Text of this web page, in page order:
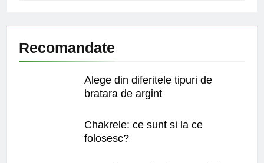
Recomandate
Alege din diferitele tipuri de
bratara de argint
Chakrele: ce sunt si la ce
folosesc?